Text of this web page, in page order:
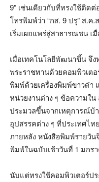
9” เช่นเดียวกับที่ทรงใช้ติด
โทรพิมพ์ว่า “กส. 9 ปรุ” ส.ค
เริ่มเผยแพร่สู่สาธารณชน เ
เมื่อเทคโนโลยีพัฒนาขึ้น จึง
พระราชทานด้วยคอมพิวเต
พิมพ์ด้วยเครื่องพิมพ์ขาวดำ
หน่วยงานต่าง ๆ ข้อความใ
ประมวลขึ้นจากเหตุการณ์บ้
อุปสรรคต่าง ๆ ที่ประเทศไ
ภายหลัง หนังสือพิมพ์รายวัน
พิมพ์ในฉบับเช้าวันที่ 1 มกร
นับแต่ทรงใช้คอมพิวเตอร์ป